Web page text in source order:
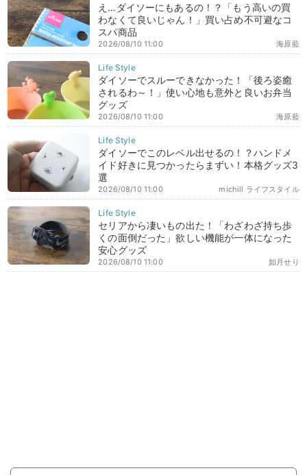
え…ダイソーにもあるの！？「もう高いの買
わなくて良いじゃん！」買い占め不可避なコ
スパ商品
海原藍
2026/08/10 11:00
ダイソーでスルーできなかった！「後ろ姿癒
されるわ～！」使い心地も意外と良いお弁当
グッズ
海原藍
2026/08/10 11:00
ダイソーでこのレベル出せるの！？ハンドメ
イド好きに見つかったらまずい！本格グッズ3
選
michill ライフスタイル
2026/08/10 11:00
セリアから凄いもの出た！「わざわざ持ち歩
くの面倒だった」欲しい機能が一体になった
安心グッズ
如月せり
2026/08/10 11:00